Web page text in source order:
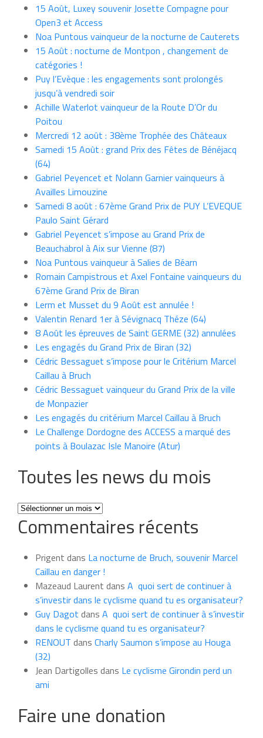
15 Août, Luxey souvenir Josette Compagne pour
Open3 et Access
Noa Puntous vainqueur de la nocturne de Cauterets
15 Août : nocturne de Montpon , changement de
catégories !
Puy l’Evèque : les engagements sont prolongés
jusqu’à vendredi soir
Achille Waterlot vainqueur de la Route D’Or du
Poitou
Mercredi 12 août : 38ème Trophée des Châteaux
Samedi 15 Août : grand Prix des Fêtes de Bénéjacq
(64)
Gabriel Peyencet et Nolann Garnier vainqueurs à
Availles Limouzine
Samedi 8 août : 67ème Grand Prix de PUY L’EVEQUE
Paulo Saint Gérard
Gabriel Peyencet s’impose au Grand Prix de
Beauchabrol à Aix sur Vienne (87)
Noa Puntous vainqueur à Salies de Béarn
Romain Campistrous et Axel Fontaine vainqueurs du
67ème Grand Prix de Biran
Lerm et Musset du 9 Août est annulée !
Valentin Renard 1er à Sévignacq Théze (64)
8 Août les épreuves de Saint GERME (32) annulées
Les engagés du Grand Prix de Biran (32)
Cédric Bessaguet s’impose pour le Critérium Marcel
Caillau à Bruch
Cédric Bessaguet vainqueur du Grand Prix de la ville
de Monpazier
Les engagés du critérium Marcel Caillau à Bruch
Le Challenge Dordogne des ACCESS a marqué des
points à Boulazac Isle Manoire (Atur)
Toutes les news du mois
Toutes
les
news
mois
Commentaires récents
Prigent dans La nocturne de Bruch, souvenir Marcel
Caillau en danger !
Mazeaud Laurent dans A quoi sert de continuer à
s’investir dans le cyclisme quand tu es organisateur?
Guy Dagot dans A quoi sert de continuer à s’investir
dans le cyclisme quand tu es organisateur?
RENOUT dans Charly Saumon s’impose au Houga
(32)
Jean Dartigolles dans Le cyclisme Girondin perd un
ami
Faire une donation